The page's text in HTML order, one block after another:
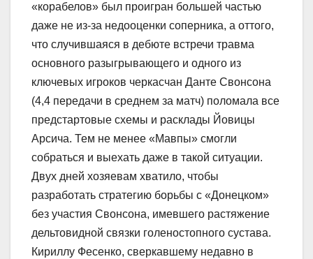
«корабелов» был проигран большей частью
даже не из-за недооценки соперника, а оттого,
что случившаяся в дебюте встречи травма
основного разыгрывающего и одного из
ключевых игроков черкасчан Данте Свонсона
(4,4 передачи в среднем за матч) поломала все
предстартовые схемы и расклады Йовицы
Арсича. Тем не менее «Мавпы» смогли
собраться и выехать даже в такой ситуации.
Двух дней хозяевам хватило, чтобы
разработать стратегию борьбы с «Донецком»
без участия Свонсона, имевшего растяжение
дельтовидной связки голеностопного сустава.
Кириллу Фесенко, сверкавшему недавно в